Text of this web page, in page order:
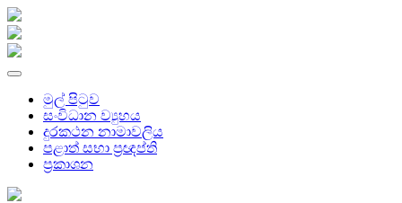
මුල් පිටුව
සංවිධාන ව්‍යුහය
දුරකථන නාමාවලිය
පළාත් සභා ප්‍රඥප්ති
ප්‍රකාශන